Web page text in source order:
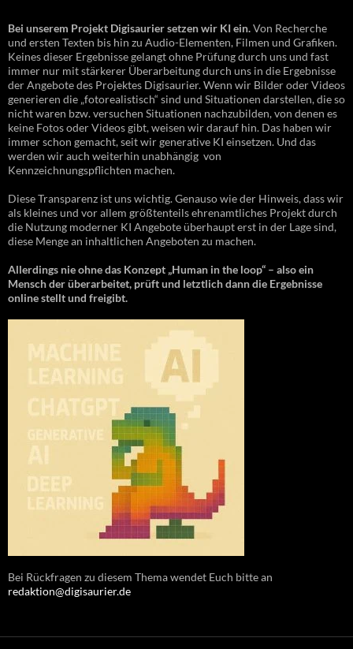
Bei unserem Projekt Digisaurier setzen wir KI ein.Von Recherche
und ersten Texten bis hin zu Audio-Elementen, Filmen und Grafiken.
Keines dieser Ergebnisse gelangt ohne Prüfung durch uns und fast
immer nur mit stärkerer Überarbeitung durch uns in die Ergebnisse
der Angebote des Projektes Digisaurier. Wenn wir Bilder oder Videos
generieren die „fotorealistisch“ sind und Situationen darstellen, die so
nicht waren bzw. versuchen Situationen nachzubilden, von denen es
keine Fotos oder Videos gibt, weisen wir darauf hin. Das haben wir
immer schon gemacht, seit wir generative KI einsetzen. Und das
werden wir auch weiterhin unabhängig von
Kennzeichnungspflichten machen.
Diese Transparenz ist uns wichtig. Genauso wie der Hinweis, dass wir
als kleines und vor allem größtenteils ehrenamtliches Projekt durch
die Nutzung moderner KI Angebote überhaupt erst in der Lage sind,
diese Menge an inhaltlichen Angeboten zu machen.
Allerdings nie ohne das Konzept „Human in the loop“ – also ein
Mensch der überarbeitet, prüft und letztlich dann die Ergebnisse
online stellt und freigibt.
Bei Rückfragen zu diesem Thema wendet Euch bitte an
redaktion@digisaurier.de